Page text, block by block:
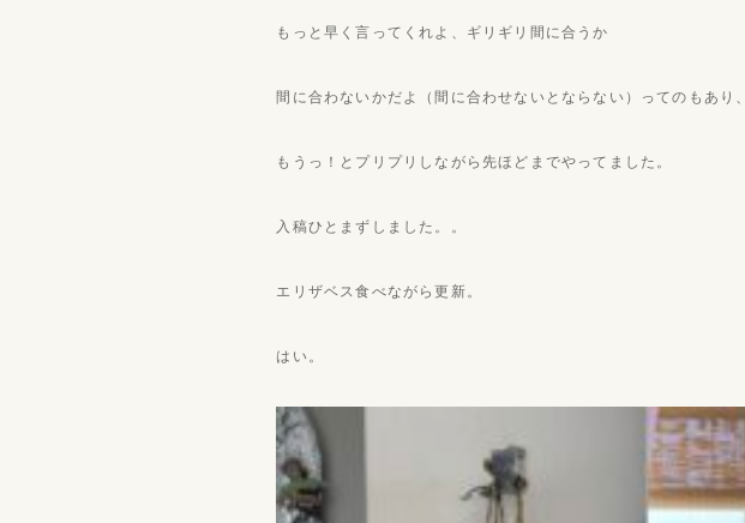
もっと早く言ってくれよ、ギリギリ間に合うか
間に合わないかだよ（間に合わせないとならない）ってのもあり、
もうっ！とプリプリしながら先ほどまでやってました。
入稿ひとまずしました。。
エリザベス食べながら更新。
はい。